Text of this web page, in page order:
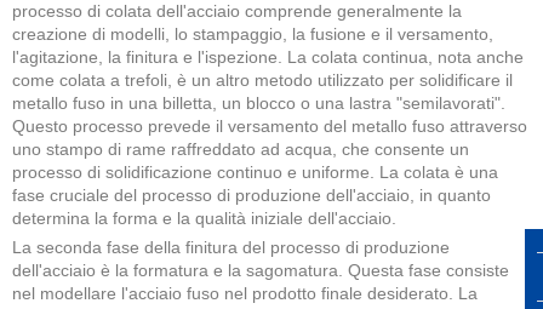
processo di colata dell'acciaio comprende generalmente la
creazione di modelli, lo stampaggio, la fusione e il versamento,
l'agitazione, la finitura e l'ispezione. La colata continua, nota anche
come colata a trefoli, è un altro metodo utilizzato per solidificare il
metallo fuso in una billetta, un blocco o una lastra "semilavorati".
Questo processo prevede il versamento del metallo fuso attraverso
uno stampo di rame raffreddato ad acqua, che consente un
processo di solidificazione continuo e uniforme. La colata è una
fase cruciale del processo di produzione dell'acciaio, in quanto
determina la forma e la qualità iniziale dell'acciaio.
La seconda fase della finitura del processo di produzione
dell'acciaio è la formatura e la sagomatura. Questa fase consiste
nel modellare l'acciaio fuso nel prodotto finale desiderato. La